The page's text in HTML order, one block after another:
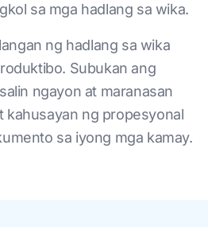
sa mga hadlang sa wika.
ng hadlang sa wika
Subukan ang
ngayon at maranasan
kahusayan ng propesyonal
sa iyong mga kamay.